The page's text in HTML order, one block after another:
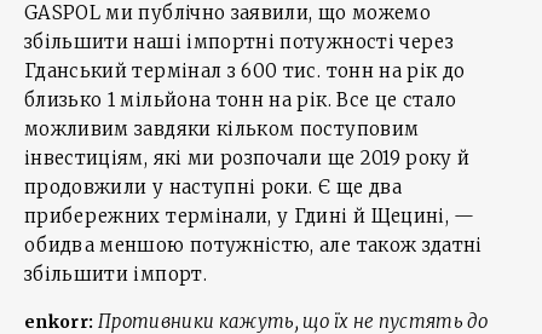
GASPOL ми публічно заявили, що можемо
збільшити наші імпортні потужності через
Гданський термінал з 600 тис. тонн на рік до
близько 1 мільйона тонн на рік. Все це стало
можливим завдяки кільком поступовим
інвестиціям, які ми розпочали ще 2019 року й
продовжили у наступні роки. Є ще два
прибережних термінали, у Гдині й Щецині, —
обидва меншою потужністю, але також здатні
збільшити імпорт.
enkorr: Противники кажуть, що їх не пустять до